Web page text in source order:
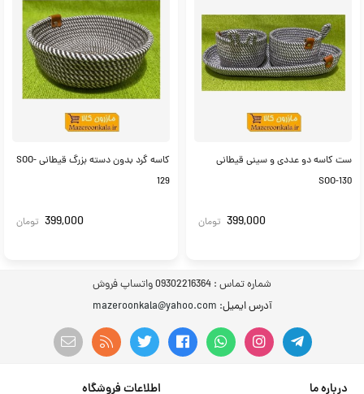
ست کاسه دو عددی و سینی قیطانی
SOO-130
399,000 تومان
کاسه گرد بدون دسته بزرگ قیطانی SOO-
129
399,000 تومان
شماره تماس : 09302216364 واتساپ فروش
آدرس ایمیل: mazeroonkala@yahoo.com
درباره ما اطلاعات فروشگاه